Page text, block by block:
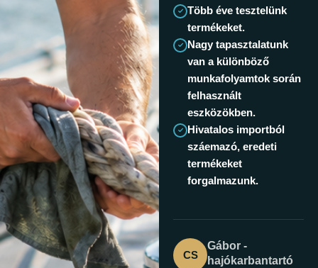
Több éve tesztelünk
termékeket.
Nagy tapasztalatunk
van a különböző
munkafolyamtok során
felhasznált
eszközökben.
Hivatalos importból
száemazó, eredeti
termékeket
forgalmazunk.
CS
Gábor -
hajókarbantartó